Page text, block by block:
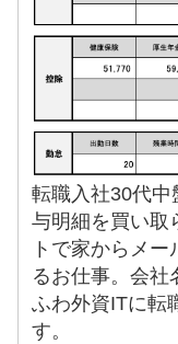
転職入社30代
与明細を買い取
トで家からメ
るお仕事。会
ふわ外資ITに転
す。